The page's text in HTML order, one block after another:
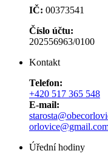
IČ: 00373541
Číslo účtu:
202556963/0100
Kontakt
Telefon:
+420 517 365 548
E-mail:
Úřední hodiny